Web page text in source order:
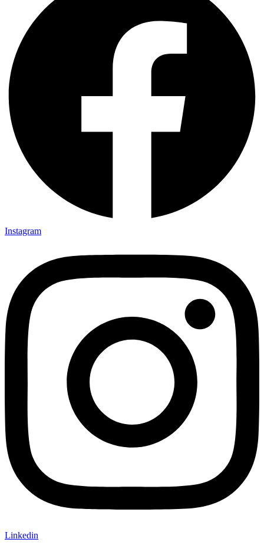
Instagram
Linkedin